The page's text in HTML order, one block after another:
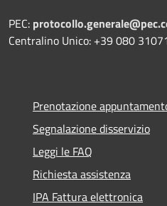
PEC:
Centralino Unico: +39 080
Prenotazione
Segnalazione disservizio
Leggi le FAQ
Richiesta assistenza
IPA Fattura elettronica